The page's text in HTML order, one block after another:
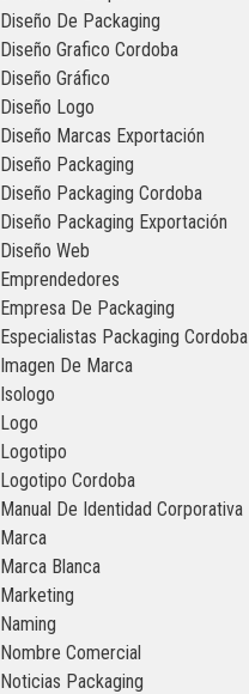
Diseño De Packaging
Diseño Grafico Cordoba
Diseño Gráfico
Diseño Logo
Diseño Marcas Exportación
Diseño Packaging
Diseño Packaging Cordoba
Diseño Packaging Exportación
Diseño Web
Emprendedores
Empresa De Packaging
Especialistas Packaging Cordoba
Imagen De Marca
Isologo
Logo
Logotipo
Logotipo Cordoba
Manual De Identidad Corporativa
Marca
Marca Blanca
Marketing
Naming
Nombre Comercial
Noticias Packaging